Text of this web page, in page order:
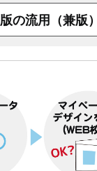
版の流用（兼版